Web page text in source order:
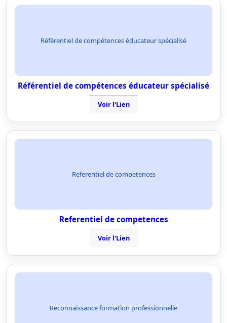
Référentiel de compétences éducateur spécialisé
Référentiel de compétences éducateur spécialisé
Voir l'Lien
Referentiel de competences
Referentiel de competences
Voir l'Lien
Reconnaissance formation professionnelle